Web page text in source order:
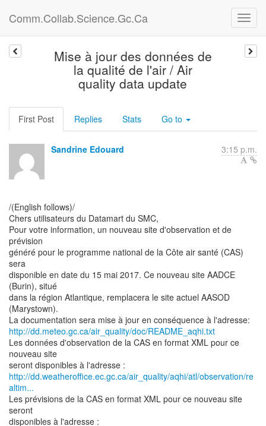
Comm.Collab.Science.Gc.Ca
Mise à jour des données de
la qualité de l'air / Air
quality data update
First Post Replies Stats Go to
Sandrine Edouard 3:15 p.m.
/(English follows)/
Chers utilisateurs du Datamart du SMC,
Pour votre information, un nouveau site d'observation et de
prévision
généré pour le programme national de la Côte air santé (CAS)
sera
disponible en date du 15 mai 2017. Ce nouveau site AADCE
(Burin), situé
dans la région Atlantique, remplacera le site actuel AASOD
(Marystown).
http://dd.meteo.gc.ca/air_quality/doc/README_aqhi.txt
Les données d'observation de la CAS en format XML pour ce
nouveau site
http://dd.weatheroffice.ec.gc.ca/air_quality/aqhi/atl/observation/re
altim...
Les prévisions de la CAS en format XML pour ce nouveau site
seront